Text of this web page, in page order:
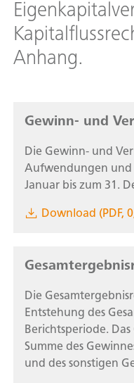
Anhang.
Gewinn- und
Die Gewinn- und
Aufwendungen und
Januar bis zum 31.
Download (PDF,
Die
Entstehung des
Berichtsperiode.
Summe des
und des sonstigen